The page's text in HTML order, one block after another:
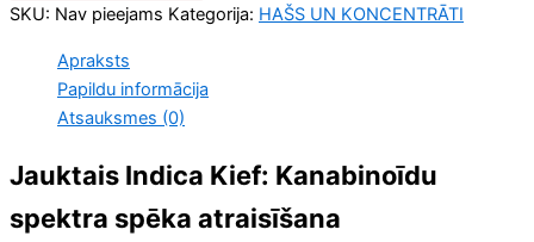
SKU: Nav pieejams Kategorija: HAŠS UN KONCENTRĀTI
Apraksts
Papildu informācija
Atsauksmes (0)
Jauktais Indica Kief: Kanabinoīdu
spektra spēka atraisīšana